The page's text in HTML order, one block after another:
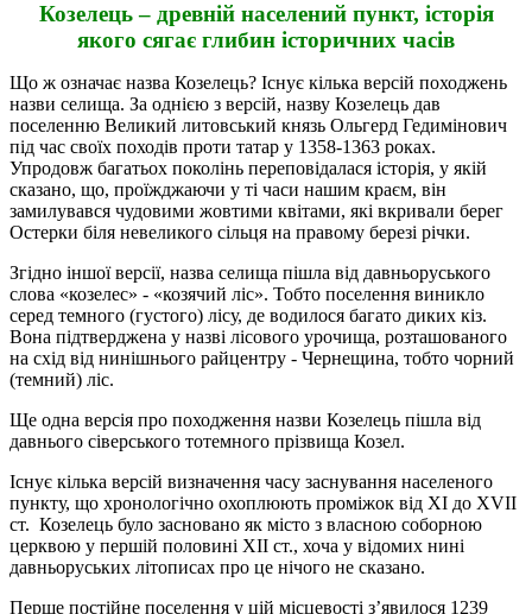
Козелець – древній населений пункт, історія
якого сягає глибин іс­то­рич­них ча­сів
Що ж означає назва Козелець? Існує кілька версій походжень
назви селища. За однією з версій, назву Козелець дав
поселенню Ве­ликий литовський князь Ольгерд Гедимінович
під час своїх походів проти татар у 1358-1363 роках.
Упродовж багатьох поколінь переповідалася історія, у якій
сказано, що, проїжджаючи у ті ча­си нашим краєм, він
замилувався чудовими жовтими квітами, які вкривали берег
Остерки бі­ля не­ве­ли­кого сільця на правому березі річки.
Згідно іншої версії, назва селища пішла від давньоруського
слова «козелес» - «ко­зя­­чий ліс». Тобто поселення виникло
серед темного (густого) лісу, де водилося багато ди­ких кіз.
Вона підтверджена у назві лісового урочища, розташованого
на схід від нинішнього рай­цент­ру - Чернещина, тобто чорний
(темний) ліс.
Ще одна версія про по­ходження назви Ко­­зелець пішла від
давнього сіверського тотемного прізвища Ко­зел.
Існує кілька версій визначення часу заснування населеного
пункту, що хронологічно охоплюють проміжок від XI до XVII
ст. Козелець було засновано як місто з влас­­ною соборною
церквою у першій половині XII ст., хоча у відомих нині
давньоруських лі­то­пи­сах про це нічого не сказано.
Перше постійне по­селення у цій місцевості з’явилося 1239